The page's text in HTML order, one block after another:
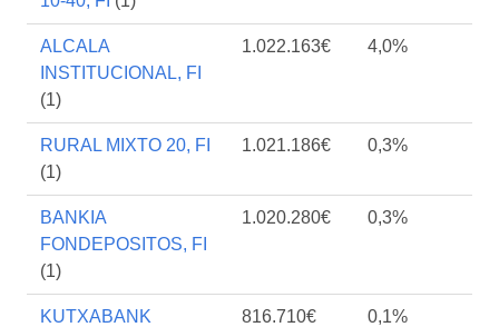
ALCALA
INSTITUCIONAL, FI
(1)
1.022.163€ 4,0%
RURAL MIXTO 20, FI
(1)
1.021.186€ 0,3%
BANKIA
FONDEPOSITOS, FI
(1)
1.020.280€ 0,3%
KUTXABANK
816.710€ 0,1%